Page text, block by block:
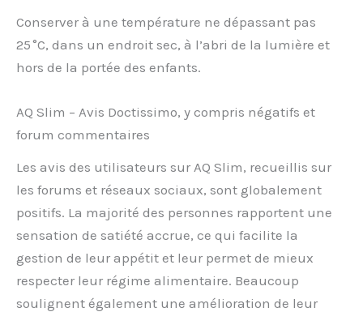
Conserver à une température ne dépassant pas
25 °C, dans un endroit sec, à l’abri de la lumière et
hors de la portée des enfants.
AQ Slim – Avis Doctissimo, y compris négatifs et
forum commentaires
Les avis des utilisateurs sur AQ Slim, recueillis sur
les forums et réseaux sociaux, sont globalement
positifs. La majorité des personnes rapportent une
sensation de satiété accrue, ce qui facilite la
gestion de leur appétit et leur permet de mieux
respecter leur régime alimentaire. Beaucoup
soulignent également une amélioration de leur